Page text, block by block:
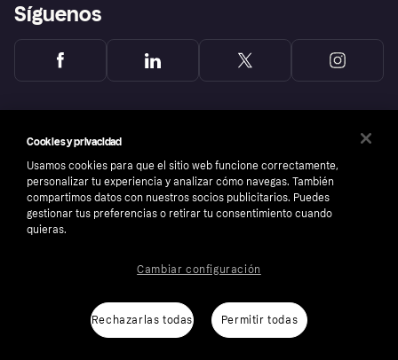
Síguenos
Número de empresa: 556737-0431
Aviso Sobre CookiesKlarna.com
Cookies y privacidad
Usamos cookies para que el sitio web funcione correctamente,
personalizar tu experiencia y analizar cómo navegas. También
compartimos datos con nuestros socios publicitarios. Puedes
gestionar tus preferencias o retirar tu consentimiento cuando
quieras.
Rechazarlas todas Permitir todas
Cambiar configuración